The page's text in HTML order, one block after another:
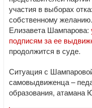
участия в выборах
собственному
Елизавета Шампарова:
подписям за ее
продолжится в суде.
Ситуация с
самовыдвиженца –
образования, атамана